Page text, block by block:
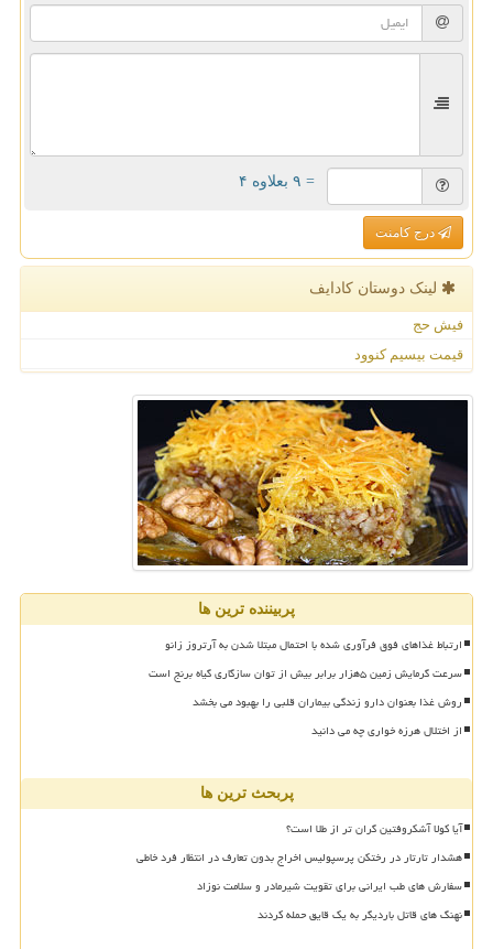
= ۹ بعلاوه ۴
درج کامنت
لینک دوستان كادایف
فیش حج
قیمت بیسیم کنوود
پربیننده ترین ها
ارتباط غذاهای فوق فرآوری شده با احتمال مبتلا شدن به آرتروز زانو
سرعت گرمایش زمین ۵هزار برابر بیش از توان سازگاری گیاه برنج است
روش غذا بعنوان دارو زندگی بیماران قلبی را بهبود می بخشد
از اختلال هرزه خواری چه می دانید
پربحث ترین ها
آیا کولا آشکروفتین گران تر از طلا است؟
هشدار تارتار در رختکن پرسپولیس اخراج بدون تعارف در انتظار فرد خاطی
سفارش های طب ایرانی برای تقویت شیرمادر و سلامت نوزاد
نهنگ های قاتل باردیگر به یک قایق حمله کردند